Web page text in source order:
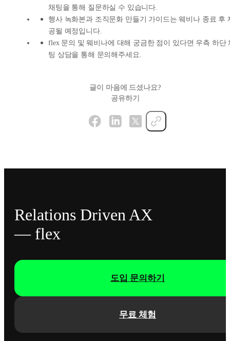
채팅을 통해 질문하실 수 있습니다.
행사 녹화본과 조직문화 만들기 가이드는 웨비나 종료 후
공될 예정입니다.
flex 문의 및 웨비나에 대해 궁금한 점이 있다면 우측 하단
팅 상담을 통해 문의해주세요.
글이 마음에 드셨나요?
공유하기
Relations Driven AX
— flex
무료 체험
도입 문의하기